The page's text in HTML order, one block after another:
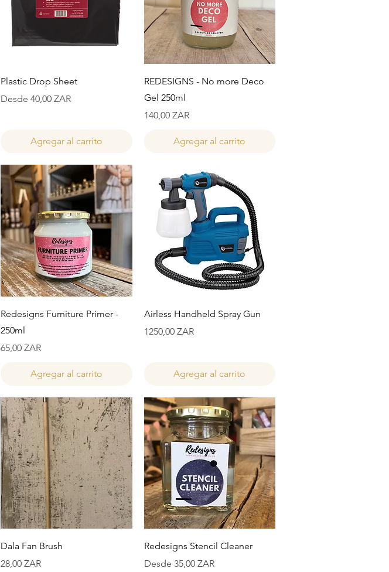
Vista rápida
Plastic Drop Sheet
Desde 40,00 ZAR
Precio de oferta
Agregar al carrito
Vista rápida
REDESIGNS - No more Deco
Gel 250ml
Precio
140,00 ZAR
Agregar al carrito
Vista rápida
Redesigns Furniture Primer -
250ml
Precio
65,00 ZAR
Agregar al carrito
Vista rápida
Airless Handheld Spray Gun
Precio
1250,00 ZAR
Agregar al carrito
Vista rápida
Dala Fan Brush
Precio
28,00 ZAR
Vista rápida
Redesigns Stencil Cleaner
Desde 35,00 ZAR
Precio de oferta